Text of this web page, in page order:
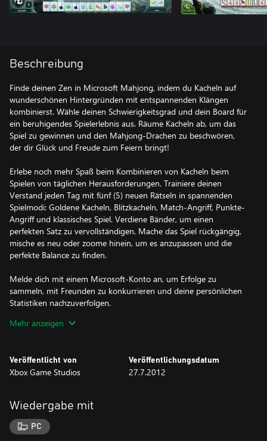
Beschreibung
Finde deinen Zen in Microsoft Mahjong, indem du Kacheln auf
wunderschönen Hintergründen mit entspannenden Klängen
kombinierst. Wähle deinen Schwierigkeitsgrad und dein Board für
ein beruhigendes Spielerlebnis aus. Räume Kacheln ab, um das
Spiel zu gewinnen und den Mahjong-Drachen zu beschwören,
der dir Glück und Freude zum Feiern bringt!
Erlebe noch mehr Spaß beim Kombinieren von Kacheln beim
Spielen von täglichen Herausforderungen. Trainiere deinen
Verstand jeden Tag mit fünf (5) neuen Rätseln in spannenden
Spielmodi: Goldene Kacheln, Blitzkacheln, Match-Angriff, Punkte-
Angriff und klassisches Spiel. Verdiene Bänder, um einen
perfekten Satz zu vervollständigen. Mache das Spiel rückgängig,
mische es neu oder zoome hinein, um es anzupassen und die
perfekte Balance zu finden.
Melde dich mit einem Microsoft-Konto an, um Erfolge zu
sammeln, mit Freunden zu konkurrieren und deine persönlichen
Statistiken nachzuverfolgen.
Windows-Gerät spielen und dort weitermachen kannst, wo du
Genieße noch heute das unterhaltsame Spiel von Microsoft
Mahjong.
Mehr anzeigen
Veröffentlicht von
Xbox Game Studios
Veröffentlichungsdatum
27.7.2012
Wiedergabe mit
PC